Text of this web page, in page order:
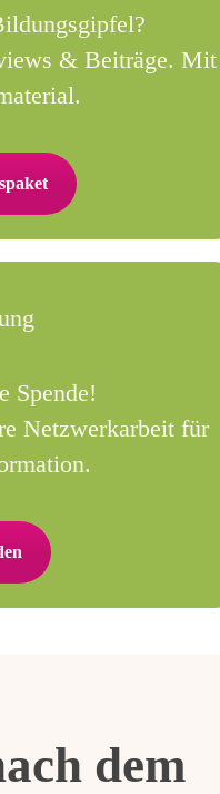
& Beiträge. Mit
Spende!
Netzwerkarbeit für
dem